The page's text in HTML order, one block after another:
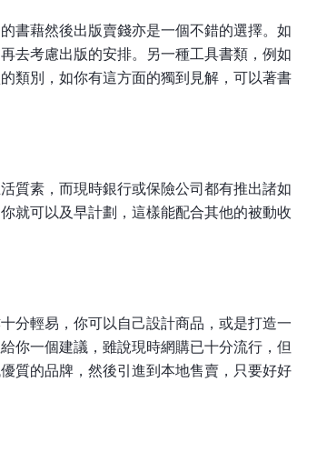
書藉然後出版賣錢亦是一個不錯的選擇。如
去考慮出版的安排。另一種工具書類，例如
類別，如你有這方面的獨到見解，可以著書
質素，而現時銀行或保險公司都有推出諸如
就可以及早計劃，這樣能配合其他的被動收
分輕易，你可以自己設計商品，或是打造一
你一個建議，雖說現時網購已十分流行，但
質的品牌，然後引進到本地售賣，只要好好